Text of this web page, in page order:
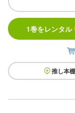
1巻をレンタル
推し本棚